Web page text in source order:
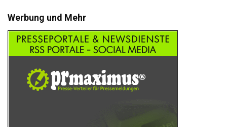
Werbung und Mehr